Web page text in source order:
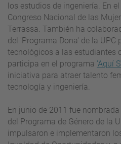
los estudios de ingeniería. En
Congreso Nacional de las
Terrassa. También ha
del 'Programa Dona' de la UPC
tecnológicos a las estudiantes
participa en el programa 'Aquí
iniciativa para atraer talento
tecnología y ingeniería.
En junio de 2011 fue
del Programa de Género de la
impulsaron e implementaron